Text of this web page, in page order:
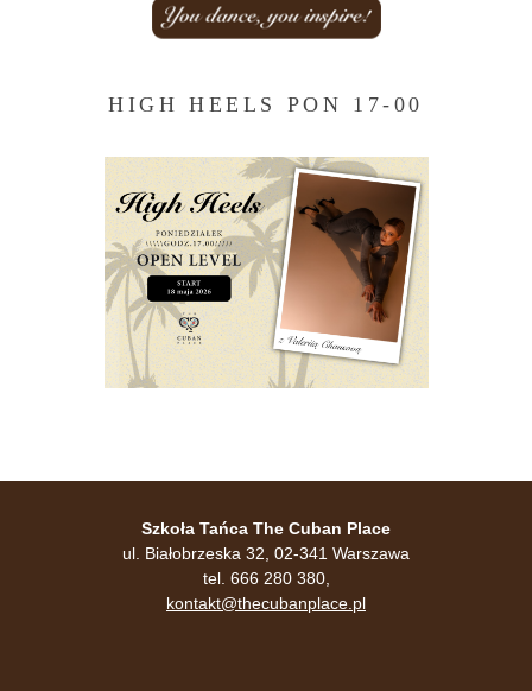
HIGH HEELS PON 17-00
Szkoła Tańca The Cuban Place
ul. Białobrzeska 32, 02-341 Warszawa
tel. 666 280 380,
kontakt@thecubanplace.pl